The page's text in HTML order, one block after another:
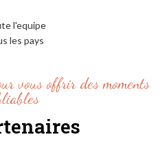
l'equipe
les pays
vous offrir des moments